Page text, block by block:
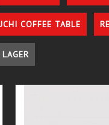
COFFEE TABLE